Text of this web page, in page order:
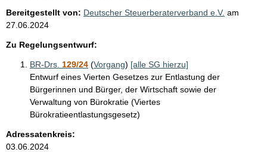
Bereitgestellt von: Deutscher Steuerberaterverband e.V. am
27.06.2024
Zu Regelungsentwurf:
BR-Drs. 129/24 (Vorgang) [alle SG hierzu]
Entwurf eines Vierten Gesetzes zur Entlastung der
Bürgerinnen und Bürger, der Wirtschaft sowie der
Verwaltung von Bürokratie (Viertes
Bürokratieentlastungsgesetz)
Adressatenkreis:
03.06.2024